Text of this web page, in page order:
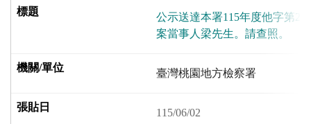
公示送達本署115年度他字第
案當事人梁先生。請查照。
臺灣桃園地方檢察署
115/06/02